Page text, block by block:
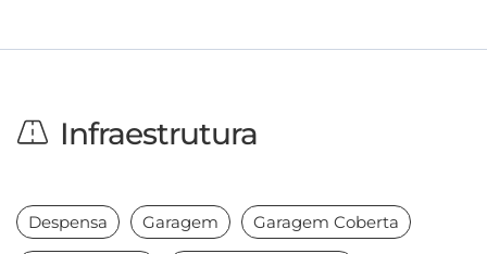
Infraestrutura
Despensa Garagem Garagem Coberta